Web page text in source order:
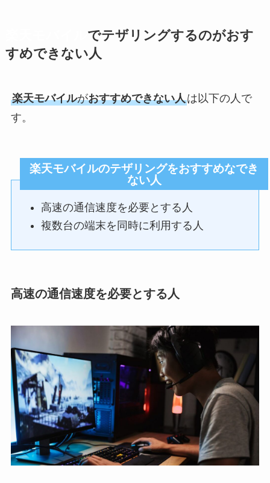
でテザリングするのがおす
すめできない人
楽天モバイルがおすすめできない人は以下の人で
す。
楽天モバイルのテザリングをおすすめなでき
ない人
高速の通信速度を必要とする人
複数台の端末を同時に利用する人
高速の通信速度を必要とする人